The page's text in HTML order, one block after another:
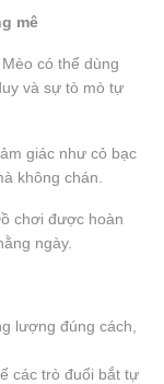
mê
Mèo có thể dùng
và sự tò mò tự
giác như cỏ bạc
không chán.
chơi được hoàn
ngày.
lượng đúng cách,
các trò đuổi bắt tự